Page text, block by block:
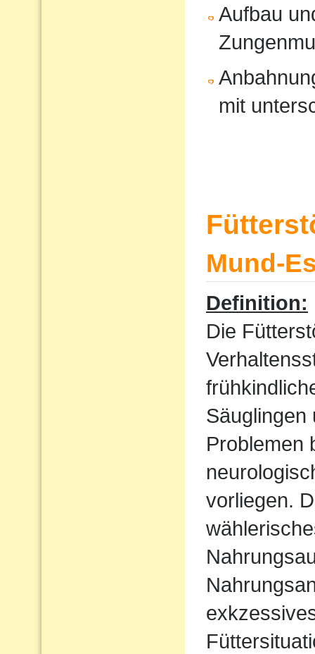
Aufbau
mit
Mund-
Definition:
Die
Säuglingen
Problemen
vorliegen.